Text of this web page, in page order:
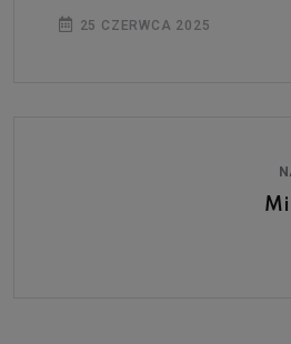
25 CZERWCA 2025